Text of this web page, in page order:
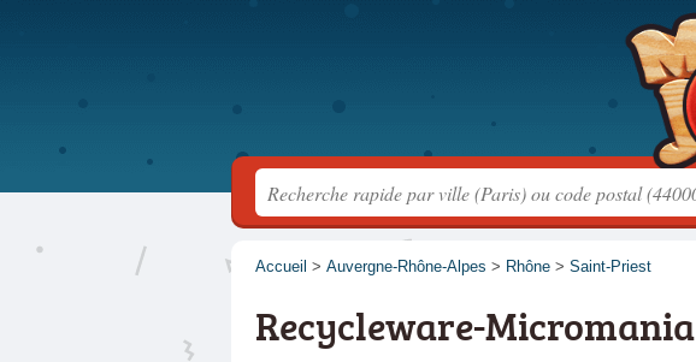
Accueil > Auvergne-Rhône-Alpes > Rhône > Saint-Priest
Recycleware-Micromania